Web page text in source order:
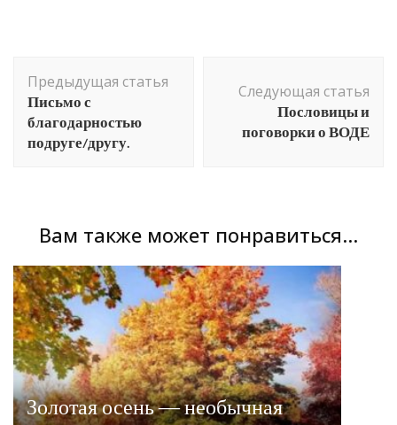
по
записям
Предыдущая статья
Письмо с
благодарностью
подруге/другу.
Следующая статья
Пословицы и
поговорки о ВОДЕ
Вам также может понравиться...
Золотая осень — необычная